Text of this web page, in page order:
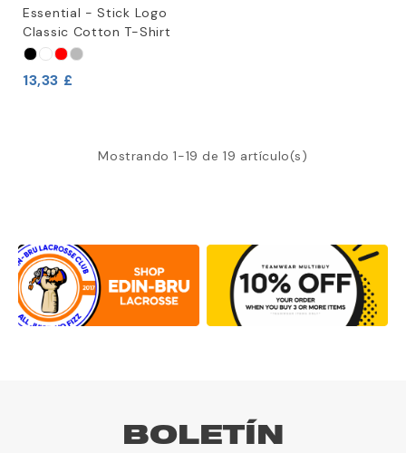
Essential - Stick Logo
Classic Cotton T-Shirt
13,33 £
Mostrando 1-19 de 19 artículo(s)
BOLETÍN